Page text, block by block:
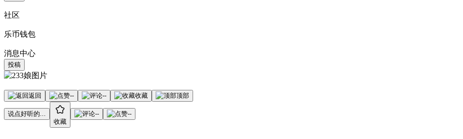
社区
乐币钱包
消息中心
投稿
返回 -- -- 收藏 顶部
说点好听的...
收藏
-- --